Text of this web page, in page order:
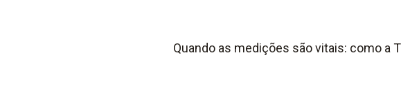
Quando as medições são vitais: como a